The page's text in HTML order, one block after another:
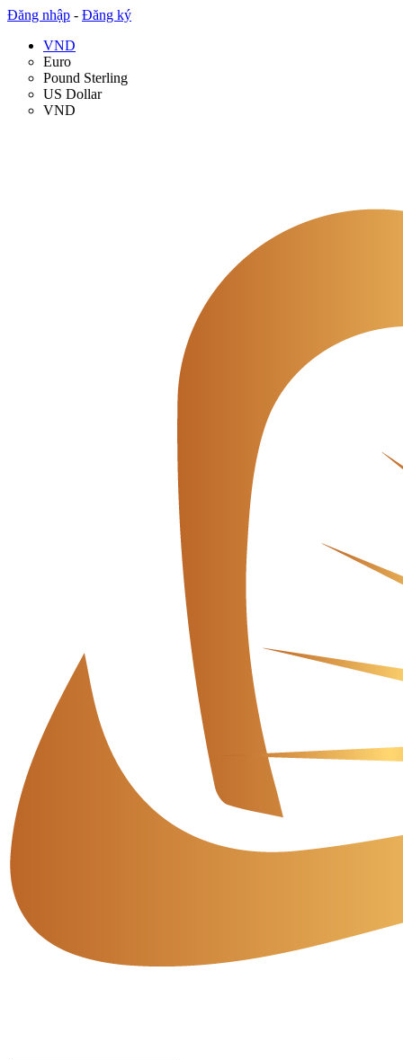
Đăng nhập - Đăng ký
VND
Euro
Pound Sterling
US Dollar
VND